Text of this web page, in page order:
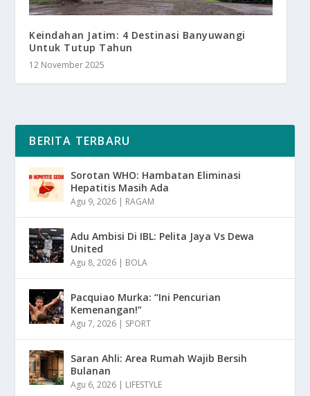
Keindahan Jatim: 4 Destinasi Banyuwangi
Untuk Tutup Tahun
12 November 2025
BERITA TERBARU
Sorotan WHO: Hambatan Eliminasi
Hepatitis Masih Ada
Agu 9, 2026 | RAGAM
Adu Ambisi Di IBL: Pelita Jaya Vs Dewa
United
Agu 8, 2026 | BOLA
Pacquiao Murka: “Ini Pencurian
Kemenangan!”
Agu 7, 2026 | SPORT
Saran Ahli: Area Rumah Wajib Bersih
Bulanan
Agu 6, 2026 | LIFESTYLE